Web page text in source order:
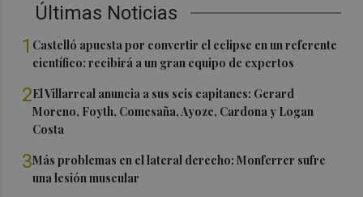
Últimas Noticias
1 Castelló apuesta por convertir el eclipse en un referente
científico: recibirá a un gran equipo de expertos
2El Villarreal anuncia a sus seis capitanes: Gerard
Moreno, Foyth, Comesaña, Ayoze, Cardona y Logan
Costa
3Más problemas en el lateral derecho: Monferrer sufre
una lesión muscular